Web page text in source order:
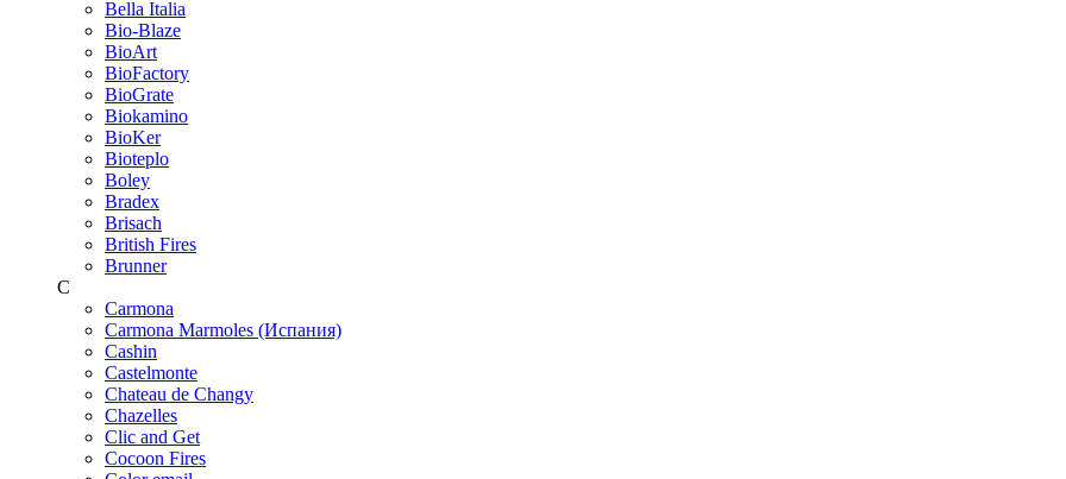
Bella Italia
Bio-Blaze
BioArt
BioFactory
BioGrate
Biokamino
BioKer
Bioteplo
Boley
Bradex
Brisach
British Fires
Brunner
C
Carmona
Carmona Marmoles (Испания)
Cashin
Castelmonte
Chateau de Changy
Chazelles
Clic and Get
Cocoon Fires